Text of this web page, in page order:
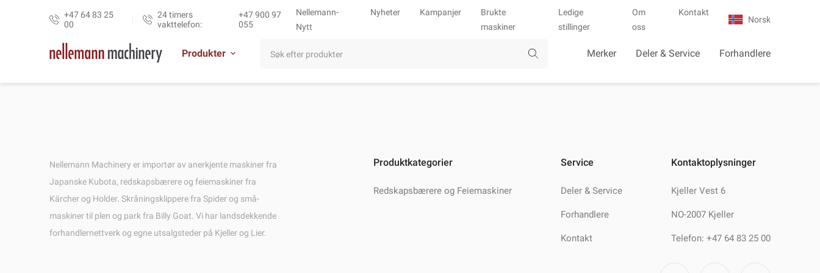
+47 64 83 25
00
24 timers
vakttelefon:
+47 900 97
055
Nellemann-
Nytt
Nyheter Kampanjer
Brukte
maskiner
Ledige
stillinger
Om
oss
Kontakt
Norsk
Produkter Merker Deler & Service Forhandlere
Nellemann Machinery er importør av anerkjente maskiner fra
Japanske Kubota, redskapsbærere og feiemaskiner fra
Kärcher og Holder. Skråningsklippere fra Spider og små-
maskiner til plen og park fra Billy Goat. Vi har landsdekkende
forhandlernettverk og egne utsalgsteder på Kjeller og Lier.
Produktkategorier
Redskapsbærere og Feiemaskiner
Service
Deler & Service
Forhandlere
Kontakt
Kontaktoplysninger
Kjeller Vest 6
NO-2007 Kjeller
Telefon: +47 64 83 25 00